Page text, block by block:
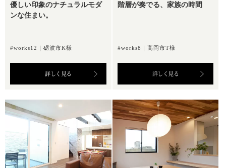
優しい印象のナチュラルモダ
ンな住まい。
#works12｜砺波市K様
詳しく見る
階層が奏でる、家族の時間
#works8｜高岡市T様
詳しく見る